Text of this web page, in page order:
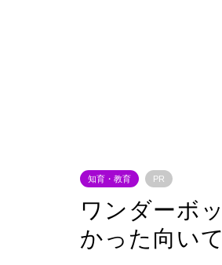
知育・教育 PR
ワンダーボ
かった向い